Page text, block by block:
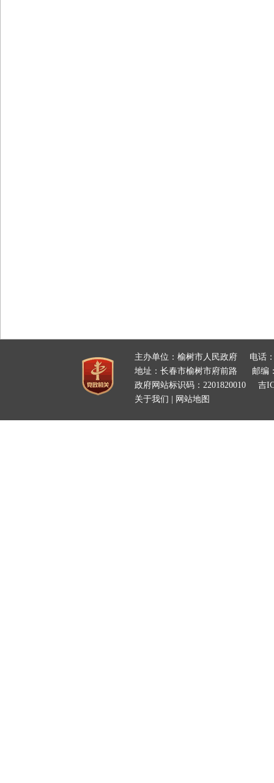
主办单位：榆树市人民政府
电话
地址：长春市榆树市府前路
邮编
政府网站标识码：2201820010
吉
关于我们
网站地图